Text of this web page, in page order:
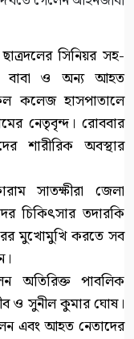
সিনিয়র সহ-
বাবা ও অন্য আহত
কলেজ হাসপাতালে
নেতৃবৃন্দ। রোববার
শারীরিক অবস্থার
সাতক্ষীরা জেলা
চিকিৎসার তদারকি
মুখোমুখি করতে সব
অতিরিক্ত পাবলিক
ও সুনীল কুমার ঘোষ।
এবং আহত নেতাদের